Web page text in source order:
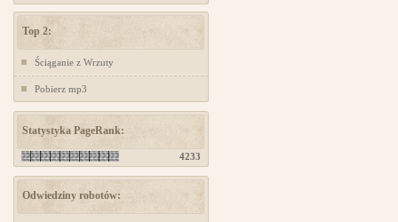
Top 2:
Ściąganie z Wrzuty
Pobierz mp3
Statystyka PageRank:
4233
Odwiedziny robotów: